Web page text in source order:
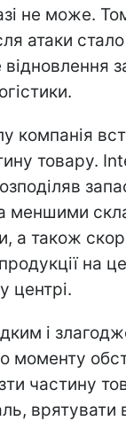
не може.
атаки стало
компанія
товару.
меншими
а також
на
центрі.
і
моменту
частину
врятувати